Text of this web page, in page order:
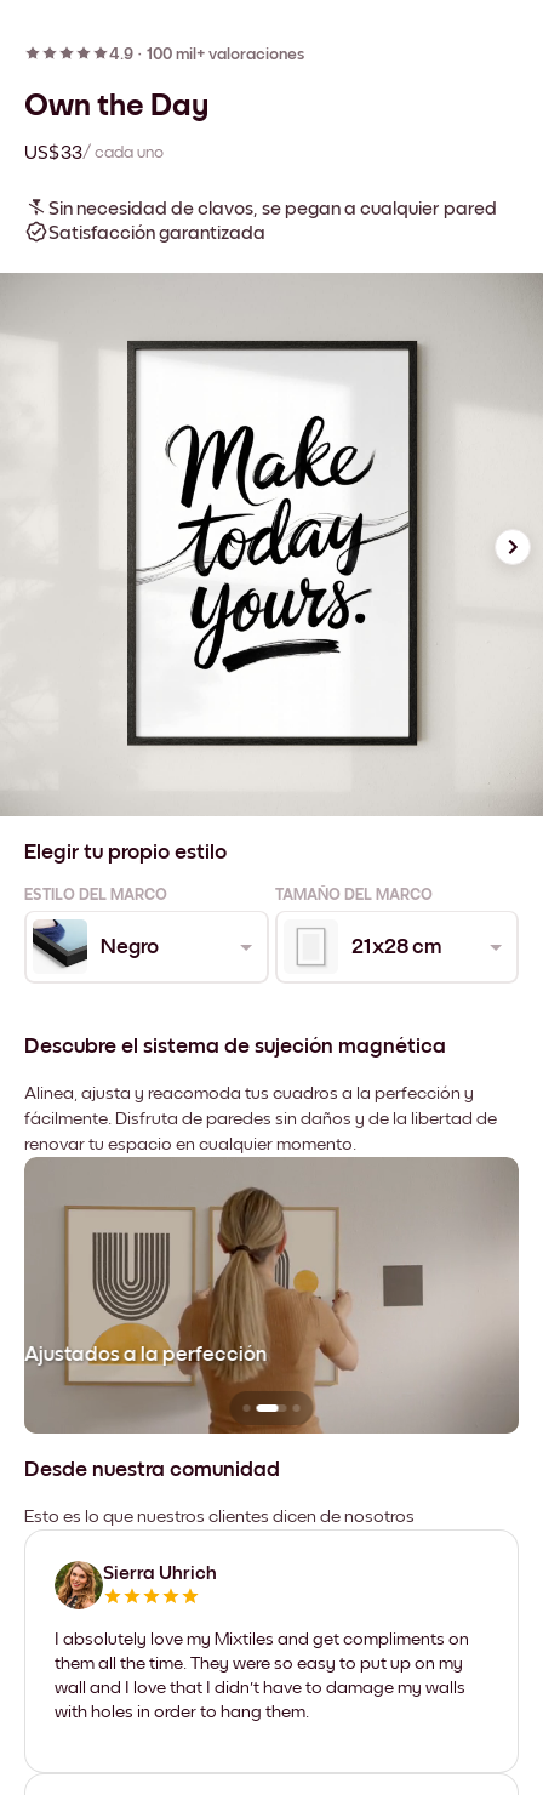
4.9 · 100 mil+ valoraciones
Own the Day
US$33/ cada uno
Sin necesidad de clavos, se pegan a cualquier pared
Satisfacción garantizada
Elegir tu propio estilo
ESTILO DEL MARCO TAMAÑO DEL MARCO
Negro 21x28 cm
Descubre el sistema de sujeción magnética
Alinea, ajusta y reacomoda tus cuadros a la perfección y
fácilmente. Disfruta de paredes sin daños y de la libertad de
renovar tu espacio en cualquier momento.
Ajustados a la perfección
Desde nuestra comunidad
Esto es lo que nuestros clientes dicen de nosotros
Sierra Uhrich
I absolutely love my Mixtiles and get compliments on
them all the time. They were so easy to put up on my
wall and I love that I didn't have to damage my walls
with holes in order to hang them.